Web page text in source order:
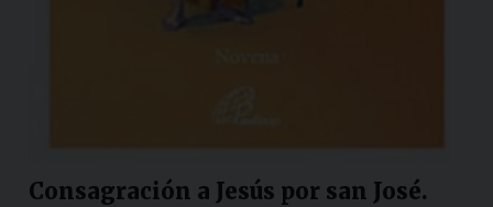
Consagración a Jesús por san José.